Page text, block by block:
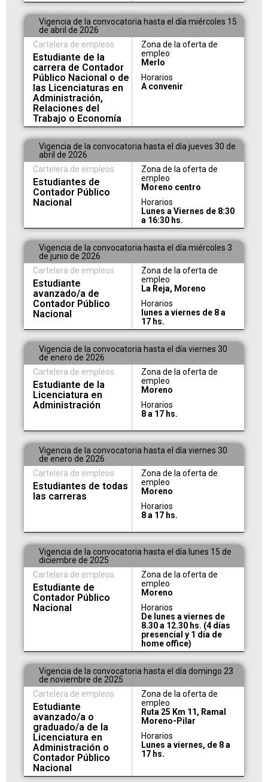
Vigencia de la convocatoria hasta el día miércoles 15
de abril de 2026
Cartelera de empleos
Estudiante de la
carrera de Contador
Público Nacional o de
las Licenciaturas en
Administración,
Relaciones del
Trabajo o Economía
Zona de la oferta de
empleo
Merlo
Horarios
A convenir
Vigencia de la convocatoria hasta el día jueves 30 de
abril de 2026
Cartelera de empleos
Estudiantes de
Contador Público
Nacional
Zona de la oferta de
empleo
Moreno centro
Horarios
Lunes a Viernes de 8:30
a 16:30 hs.
Vigencia de la convocatoria hasta el día miércoles 3
de junio de 2026
Cartelera de empleos
Estudiante
avanzado/a de
Contador Público
Nacional
Zona de la oferta de
empleo
La Reja, Moreno
Horarios
lunes a viernes de 8 a
17 hs.
Vigencia de la convocatoria hasta el día viernes 30
de enero de 2026
Cartelera de empleos
Estudiante de la
Licenciatura en
Administración
Zona de la oferta de
empleo
Moreno
Horarios
8 a 17 hs.
Vigencia de la convocatoria hasta el día viernes 30
de enero de 2026
Cartelera de empleos
Estudiantes de todas
las carreras
Zona de la oferta de
empleo
Moreno
Horarios
8 a 17 hs.
Vigencia de la convocatoria hasta el día lunes 15 de
diciembre de 2025
Cartelera de empleos
Estudiante de
Contador Público
Nacional
Zona de la oferta de
empleo
Moreno
Horarios
De lunes a viernes de
8.30 a 12.30 hs. (4 días
presencial y 1 día de
home office)
Vigencia de la convocatoria hasta el día domingo 23
de noviembre de 2025
Cartelera de empleos
Estudiante
avanzado/a o
graduado/a de la
Licenciatura en
Administración o
Contador Público
Nacional
Zona de la oferta de
empleo
Ruta 25 Km 11, Ramal
Moreno-Pilar
Horarios
Lunes a viernes, de 8 a
17 hs.